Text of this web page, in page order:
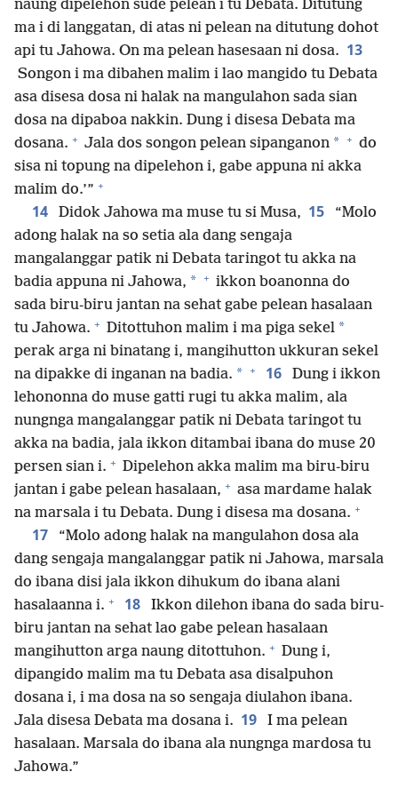
naung dipelehon sude pelean i tu Debata. Ditutung
ma i di langgatan, di atas ni pelean na ditutung dohot
api tu Jahowa. On ma pelean hasesaan ni dosa. 13
Songon i ma dibahen malim i lao mangido tu Debata
asa disesa dosa ni halak na mangulahon sada sian
dosa na dipaboa nakkin. Dung i disesa Debata ma
dosana. + Jala dos songon pelean sipanganon * + do
sisa ni topung na dipelehon i, gabe appuna ni akka
malim do.’” +
14 Didok Jahowa ma muse tu si Musa, 15
“Molo
adong halak na so setia ala dang sengaja
mangalanggar patik ni Debata taringot tu akka na
badia appuna ni Jahowa, * + ikkon boanonna do
sada biru-biru jantan na sehat gabe pelean hasalaan
tu Jahowa. + Ditottuhon malim i ma piga sekel *
perak arga ni binatang i, mangihutton ukkuran sekel
na dipakke di inganan na badia. * + 16
Dung i ikkon
lehononna do muse gatti rugi tu akka malim, ala
nungnga mangalanggar patik ni Debata taringot tu
akka na badia, jala ikkon ditambai ibana do muse 20
persen sian i. + Dipelehon akka malim ma biru-biru
jantan i gabe pelean hasalaan, + asa mardame halak
na marsala i tu Debata. Dung i disesa ma dosana. +
17
“Molo adong halak na mangulahon dosa ala
dang sengaja mangalanggar patik ni Jahowa, marsala
do ibana disi jala ikkon dihukum do ibana alani
hasalaanna i. + 18
Ikkon dilehon ibana do sada biru-
biru jantan na sehat lao gabe pelean hasalaan
mangihutton arga naung ditottuhon. + Dung i,
dipangido malim ma tu Debata asa disalpuhon
dosana i, i ma dosa na so sengaja diulahon ibana.
Jala disesa Debata ma dosana i. 19
I ma pelean
hasalaan. Marsala do ibana ala nungnga mardosa tu
Jahowa.”